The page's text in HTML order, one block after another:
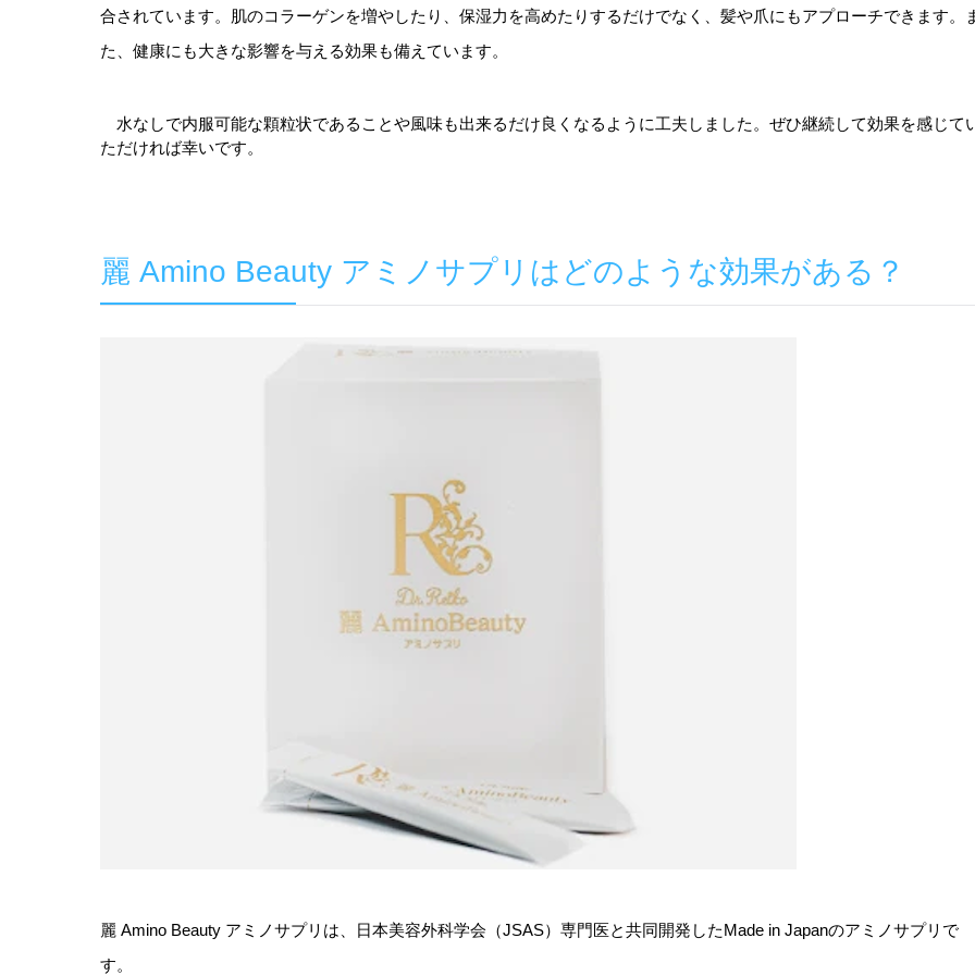
合されています。肌のコラーゲンを増やしたり、保湿力を高めたりするだけでなく、髪や爪にもアプローチできます。
た、健康にも大きな影響を与える効果も備えています。
水なしで内服可能な顆粒状であることや風味も出来るだけ良くなるように工夫しました。ぜひ継続して効果を感じて
ただければ幸いです。
麗 Amino Beauty アミノサプリはどのような効果がある？
麗 Amino Beauty アミノサプリは、日本美容外科学会（JSAS）専門医と共同開発したMade in Japanのアミノサプリで
す。